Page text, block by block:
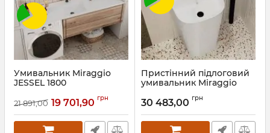
Умивальник Miraggio
JESSEL 1800
21 891,00 19 701,90 грн
Пристінний підлоговий
умивальник Miraggio
Артикул:0000532
30 483,00 грн